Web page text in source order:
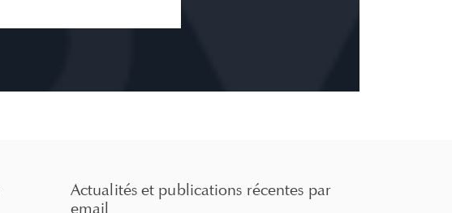
Actualités et publications récentes par
email